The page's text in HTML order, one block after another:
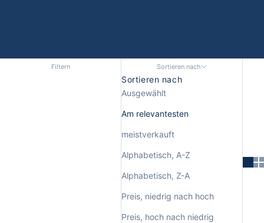
Filtern Sortieren nach
Sortieren nach
Ausgewählt
Am relevantesten
meistverkauft
Alphabetisch, A-Z
Alphabetisch, Z-A
Preis, niedrig nach hoch
Preis, hoch nach niedrig